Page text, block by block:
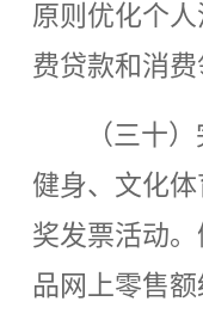
原则优化个
费贷款和消
（三十
健身、文化
奖发票活动
品网上零售